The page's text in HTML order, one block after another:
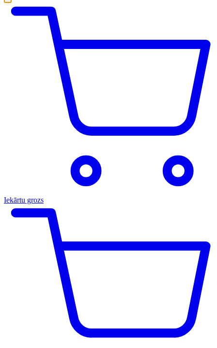
Iekārtu grozs